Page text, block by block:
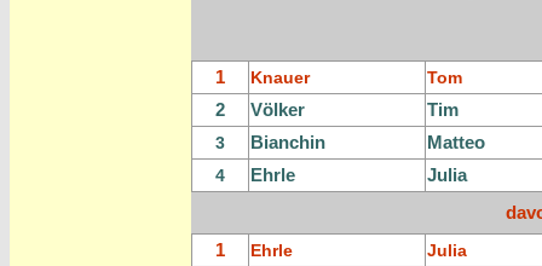
1 Knauer Tom
2 Völker Tim
3 Bianchin Matteo
4 Ehrle
Julia
1
Ehrle Julia